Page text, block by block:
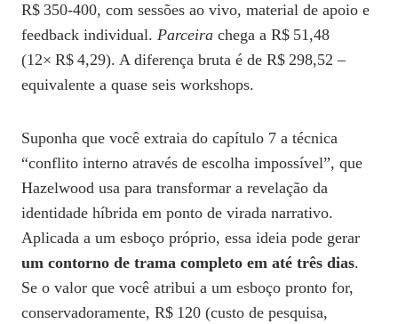
R$ 350‑400, com sessões ao vivo, material de apoio e
feedback individual. Parceira chega a R$ 51,48
(12× R$ 4,29). A diferença bruta é de R$ 298,52 –
equivalente a quase seis workshops.
Suponha que você extraia do capítulo 7 a técnica
“conflito interno através de escolha impossível”, que
Hazelwood usa para transformar a revelação da
identidade híbrida em ponto de virada narrativo.
Aplicada a um esboço próprio, essa ideia pode gerar
um contorno de trama completo em até três dias.
Se o valor que você atribui a um esboço pronto for,
conservadoramente, R$ 120 (custo de pesquisa,